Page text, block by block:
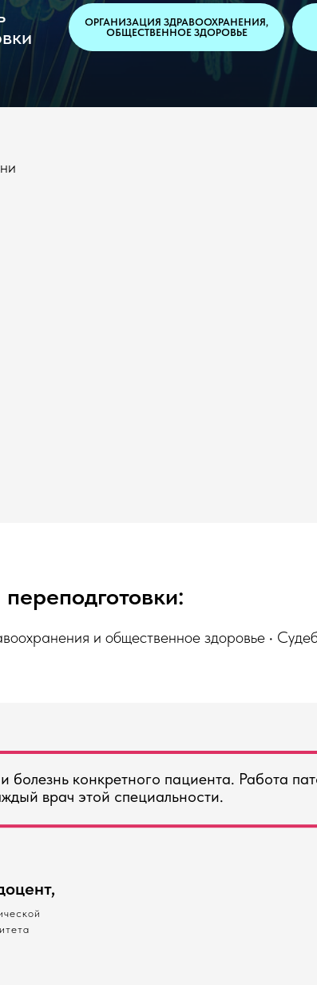
ОРГАНИЗАЦИЯ ЗДРАВООХРАНЕНИЯ,
ОБЩЕСТВЕННОЕ ЗДОРОВЬЕ
и общественное здоровье •
конкретного пациента. Работа
врач этой специальности.